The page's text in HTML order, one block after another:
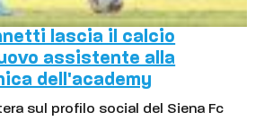
lascia il calcio
assistente alla
dell'academy
sul profilo social del Siena Fc